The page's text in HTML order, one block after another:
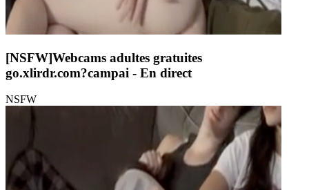
[NSFW]Webcams adultes gratuites
go.xlirdr.com?campai - En direct
NSFW